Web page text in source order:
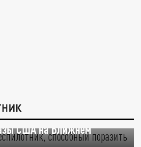
способный
США на Ближнем